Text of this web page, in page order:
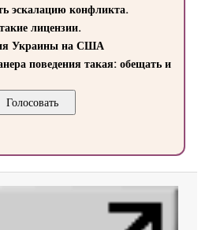
эскалацию конфликта.
лицензии.
Украины на США
поведения такая: обещать и